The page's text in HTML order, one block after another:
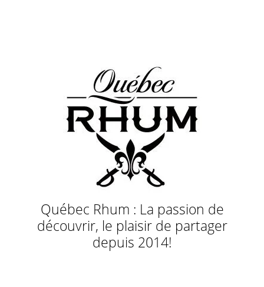
Québec Rhum : La passion de
découvrir, le plaisir de partager
depuis 2014!